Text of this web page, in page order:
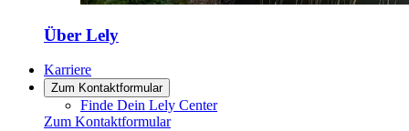
Über Lely
Karriere
Zum Kontaktformular
Finde Dein Lely Center
Zum Kontaktformular